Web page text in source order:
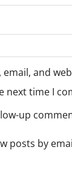
email, and
next time I
up
posts by